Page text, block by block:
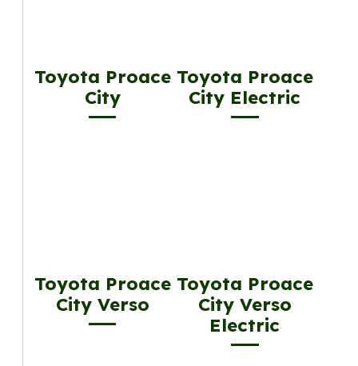
Toyota Proace
City
Toyota Proace
City Electric
Toyota Proace
City Verso
Toyota Proace
City Verso
Electric